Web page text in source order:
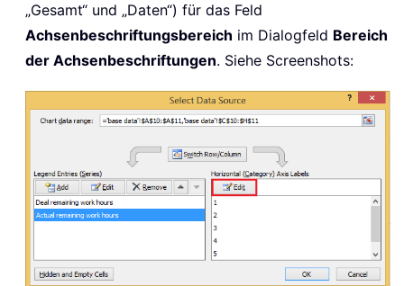
„Gesamt“ und „Daten“) für das Feld
Achsenbeschriftungsbereich im Dialogfeld Bereich
der Achsenbeschriftungen. Siehe Screenshots: